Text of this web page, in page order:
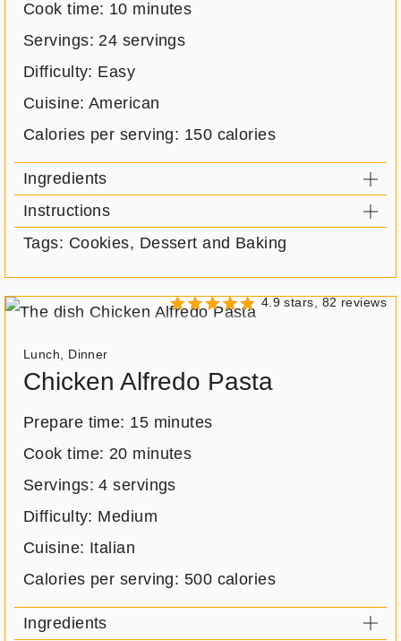
Cook time: 10 minutes
Servings: 24 servings
Difficulty: Easy
Cuisine: American
Calories per serving: 150 calories
Ingredients
Instructions
Tags: Cookies, Dessert and Baking
4.9 stars, 82 reviews
Meal
type:
Lunch, Dinner
Chicken Alfredo Pasta
Prepare time: 15 minutes
Cook time: 20 minutes
Servings:4 servings
Difficulty: Medium
Cuisine: Italian
Calories per serving: 500 calories
Ingredients